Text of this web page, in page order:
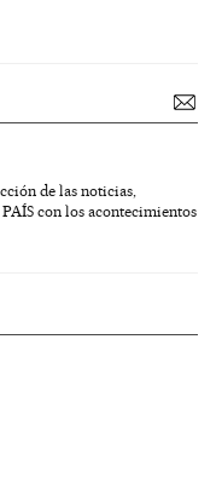
de las noticias,
con los acontecimientos